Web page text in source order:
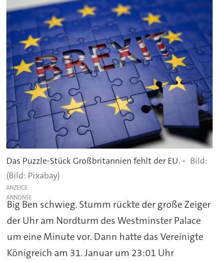
Das Puzzle-Stück Großbritannien fehlt der EU. -
(Bild: Pixabay)
ANZEIGE
Big Ben schwieg. Stumm rückte der große Zeiger
der Uhr am Nordturm des Westminster Palace
um eine Minute vor. Dann hatte das Vereinigte
Königreich am 31. Januar um 23:01 Uhr